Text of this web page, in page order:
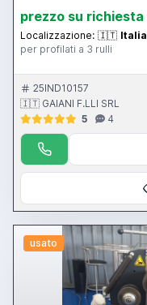
prezzo su richiesta
Localizzazione: 🇮🇹 Italia
per profilati a 3 rulli
25IND10157
🇮🇹 GAIANI F.LLI SRL
5
4
usato